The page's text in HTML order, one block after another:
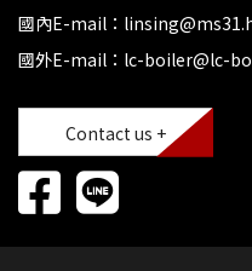
國內E-mail：
國外E-mail：lc-boiler@lc-
Contact us +